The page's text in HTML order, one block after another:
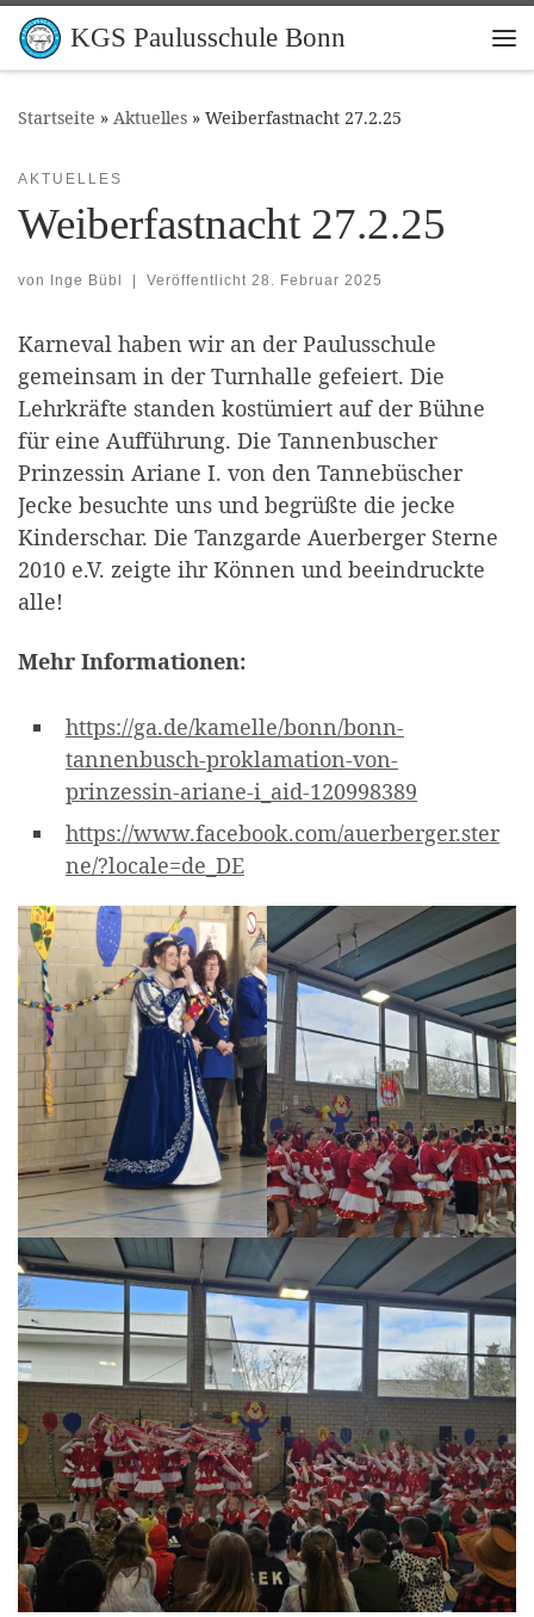
Zum Inhalt springen
KGS Paulusschule Bonn
Startseite » Aktuelles » Weiberfastnacht 27.2.25
AKTUELLES
Weiberfastnacht 27.2.25
von Inge Bübl Veröffentlicht 28. Februar 2025
Karneval haben wir an der Paulusschule
gemeinsam in der Turnhalle gefeiert. Die
Lehrkräfte standen kostümiert auf der Bühne
für eine Aufführung. Die Tannenbuscher
Prinzessin Ariane I. von den Tannebüscher
Jecke besuchte uns und begrüßte die jecke
Kinderschar. Die Tanzgarde Auerberger Sterne
2010 e.V. zeigte ihr Können und beeindruckte
alle!
Mehr Informationen:
https://ga.de/kamelle/bonn/bonn-
tannenbusch-proklamation-von-
prinzessin-ariane-i_aid-120998389
https://www.facebook.com/auerberger.ster
ne/?locale=de_DE